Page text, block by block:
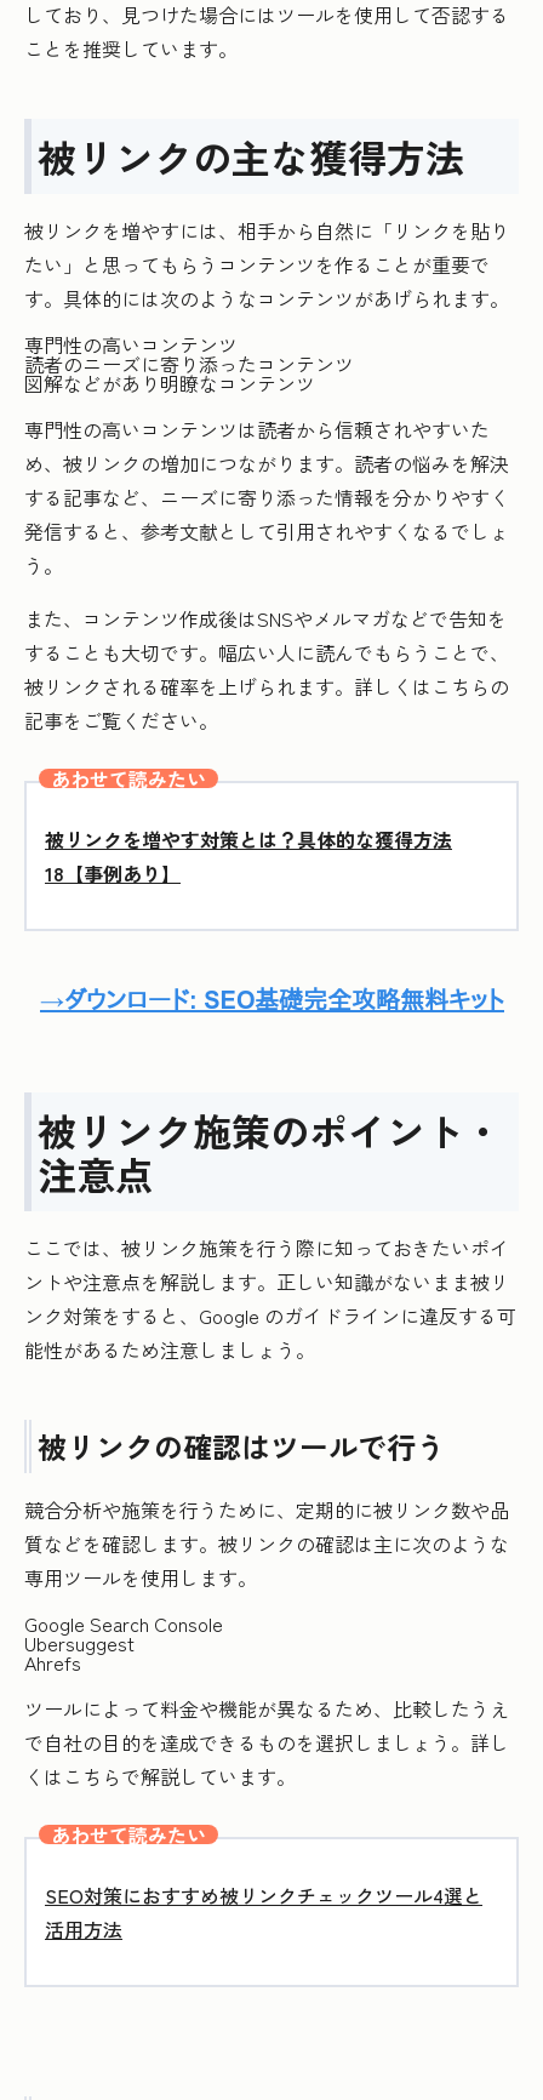
しており、見つけた場合にはツールを使用して否認する
ことを推奨しています。
被リンクの主な獲得方法
被リンクを増やすには、相手から自然に「リンクを貼り
たい」と思ってもらうコンテンツを作ることが重要で
す。具体的には次のようなコンテンツがあげられます。
専門性の高いコンテンツ
読者のニーズに寄り添ったコンテンツ
図解などがあり明瞭なコンテンツ
専門性の高いコンテンツは読者から信頼されやすいた
め、被リンクの増加につながります。読者の悩みを解決
する記事など、ニーズに寄り添った情報を分かりやすく
発信すると、参考文献として引用されやすくなるでしょ
う。
また、コンテンツ作成後はSNSやメルマガなどで告知を
することも大切です。幅広い人に読んでもらうことで、
被リンクされる確率を上げられます。詳しくはこちらの
記事をご覧ください。
あわせて読みたい
被リンクを増やす対策とは？具体的な獲得方法
18【事例あり】
被リンク施策のポイント・
注意点
ここでは、被リンク施策を行う際に知っておきたいポイ
ントや注意点を解説します。正しい知識がないまま被リ
ンク対策をすると、Google のガイドラインに違反する可
能性があるため注意しましょう。
被リンクの確認はツールで行う
競合分析や施策を行うために、定期的に被リンク数や品
質などを確認します。被リンクの確認は主に次のような
専用ツールを使用します。
Google Search Console
Ubersuggest
Ahrefs
ツールによって料金や機能が異なるため、比較したうえ
で自社の目的を達成できるものを選択しましょう。詳し
くはこちらで解説しています。
あわせて読みたい
SEO対策におすすめ被リンクチェックツール4選と
活用方法